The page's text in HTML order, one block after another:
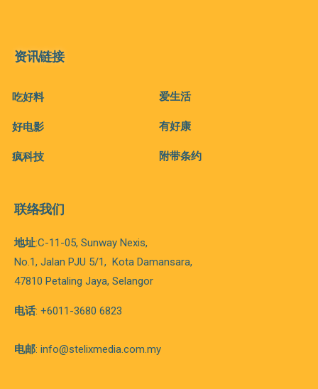
资讯链接
吃好料
好电影
疯科技
爱生活
有好康
附带条约
联络我们
地址:C-11-05, Sunway Nexis,
No.1, Jalan PJU 5/1,
Kota Damansara,
47810 Petaling Jaya, Selangor
电话: +6011-3680 6823
电邮: info@stelixmedia.com.my